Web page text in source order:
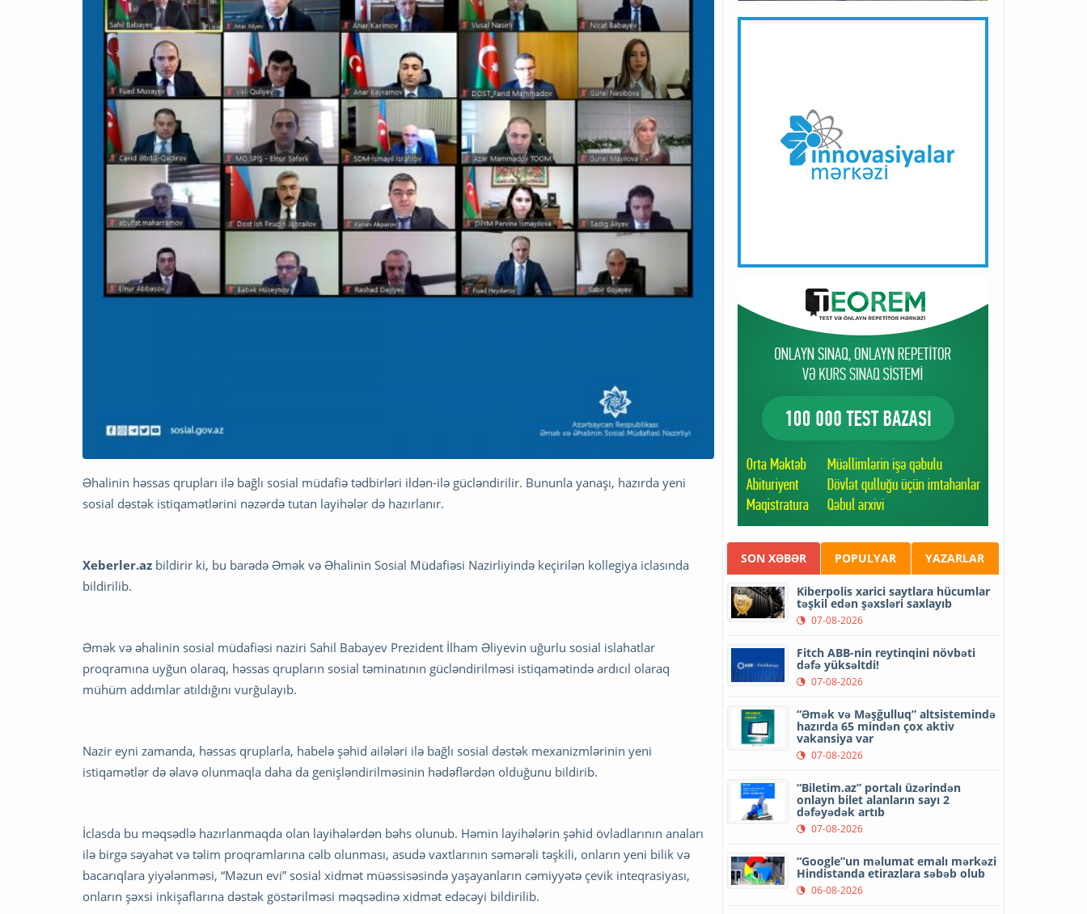
Əhalinin həssas qrupları ilə bağlı sosial müdafiə tədbirləri ildən-ilə gücləndirilir. Bununla yanaşı, hazırda yeni
sosial dəstək istiqamətlərini nəzərdə tutan layihələr də hazırlanır.
Xeberler.az bildirir ki, bu barədə Əmək və Əhalinin Sosial Müdafiəsi Nazirliyində keçirilən kollegiya iclasında
bildirilib.
Əmək və əhalinin sosial müdafiəsi naziri Sahil Babayev Prezident İlham Əliyevin uğurlu sosial islahatlar
proqramına uyğun olaraq, həssas qrupların sosial təminatının gücləndirilməsi istiqamətində ardıcıl olaraq
mühüm addımlar atıldığını vurğulayıb.
Nazir eyni zamanda, həssas qruplarla, habelə şəhid ailələri ilə bağlı sosial dəstək mexanizmlərinin yeni
istiqamətlər də əlavə olunmaqla daha da genişləndirilməsinin hədəflərdən olduğunu bildirib.
İclasda bu məqsədlə hazırlanmaqda olan layihələrdən bəhs olunub. Həmin layihələrin şəhid övladlarının anaları
ilə birgə səyahət və təlim proqramlarına cəlb olunması, asudə vaxtlarının səmərəli təşkili, onların yeni bilik və
bacarıqlara yiyələnməsi, “Məzun evi” sosial xidmət müəssisəsində yaşayanların cəmiyyətə çevik inteqrasiyası,
onların şəxsi inkişaflarına dəstək göstərilməsi məqsədinə xidmət edəcəyi bildirilib.
SON XƏBƏR POPULYAR YAZARLAR
Kiberpolis xarici saytlara hücumlar
təşkil edən şəxsləri saxlayıb
07-08-2026
Fitch ABB-nin reytinqini növbəti
dəfə yüksəltdi!
07-08-2026
“Əmək və Məşğulluq” altsistemində
hazırda 65 mindən çox aktiv
vakansiya var
07-08-2026
“Biletim.az” portalı üzərindən
onlayn bilet alanların sayı 2
dəfəyədək artıb
07-08-2026
“Google”un məlumat emalı mərkəzi
Hindistanda etirazlara səbəb olub
06-08-2026